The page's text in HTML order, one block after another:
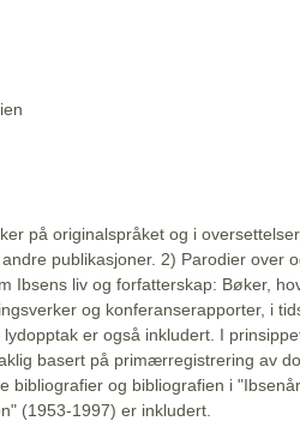
på originalspråket og i
publikasjoner. 2) Parodier over
Ibsens liv og forfatterskap: Bøker,
og konferanserapporter, i
er også inkludert. I
basert på primærregistrering av
bibliografier og bibliografien i
(1953-1997) er inkludert.